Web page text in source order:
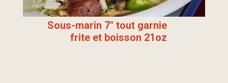
Sous-marin 7" tout garnie
frite et boisson 21oz